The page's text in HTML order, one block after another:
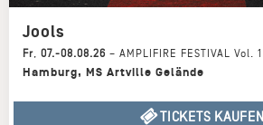
Jools
Fr, 07.-08.08.26 – AMPLIFIRE FESTIVAL Vol. 1
Hamburg, MS Artville Gelände
TICKETS KAUFEN